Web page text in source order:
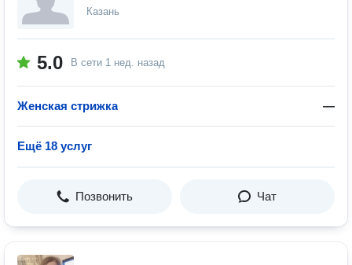
Казань
5.0 В сети 1 нед. назад
Женская стрижка —
Ещё 18 услуг
Позвонить Чат